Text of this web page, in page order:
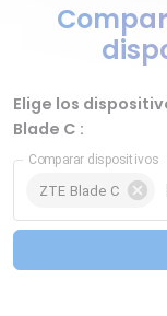
Elige los
Blade C :
Comparar dispositivos
ZTE Blade C